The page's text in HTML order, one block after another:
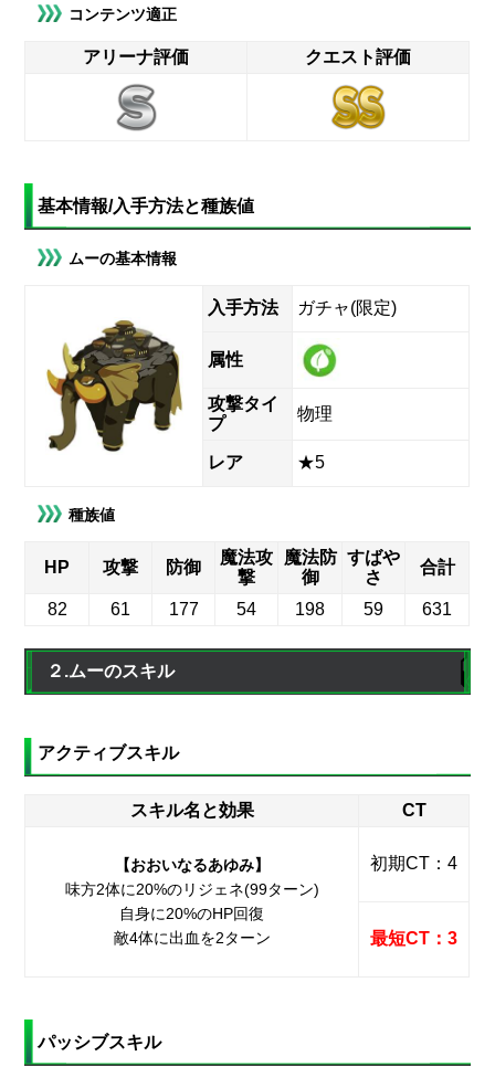
コンテンツ適正
アリーナ評価 クエスト評価
基本情報/入手方法と種族値
ムーの基本情報
入手方法 ガチャ(限定)
属性
攻撃タイ
プ
物理
レア ★5
種族値
HP 攻撃 防御
魔法攻
撃
魔法防
御
すばや
さ
合計
82 61 177 54 198 59 631
２.ムーのスキル
アクティブスキル
スキル名と効果 CT
【おおいなるあゆみ】
味方2体に20%のリジェネ(99ターン)
自身に20%のHP回復
敵4体に出血を2ターン
初期CT：4
最短CT：3
パッシブスキル